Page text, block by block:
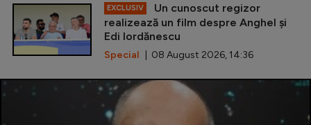
EXCLUSIV
Un cunoscut regizor
realizează un film despre Anghel și
Edi Iordănescu
Special | 08 August 2026, 14:36